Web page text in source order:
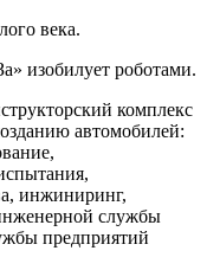
века.
изобилует роботами.
комплекс
автомобилей:
инжиниринг,
службы
предприятий